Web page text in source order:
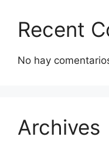
Recent
No hay
Archives